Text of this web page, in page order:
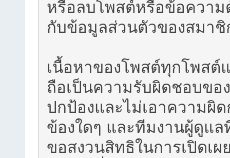
หรือลบโพสต์หรือข้อควา
กับข้อมูลส่วนตัวของสมาชิ
เนื้อหาของโพสต์ทุกโพส
ถือเป็นความรับผิดชอบข
ปกป้องและไม่เอาความผิ
ข้องใดๆ และทีมงานผู้ดูแ
ขอสงวนสิทธิในการเปิดเ